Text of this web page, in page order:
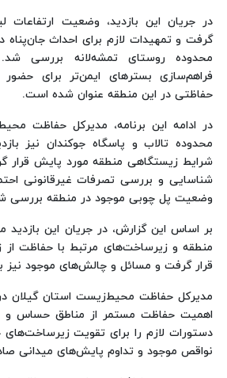
در جریان این بازدید، وضعیت ارتفاعات
گرفت و تمهیدات لازم برای احداث جان‌پناه
محدوده روستای تمشه‌لانه بررسی
فراهم‌سازی بسترهای ایمن‌تر برای حضور
حفاظتی در این منطقه عنوان شده است.
در ادامه این برنامه، مدیرکل حفاظت
محدوده تالاب و پاسگاه جوکندان نیز
شرایط زیستگاهی منطقه مورد پایش قرار
شناسایی و بررسی تصرفات غیرقانونی
وضعیت پل چوبی موجود در منطقه بررسی
بر اساس این گزارش، در جریان این
منطقه و زیرساخت‌های مرتبط با حفاظت از
قرار گرفت و مسائل و چالش‌های موجود
مدیرکل حفاظت محیط‌زیست استان گیلان در
اهمیت حفاظت مستمر از مناطق حساس و
دستورات لازم را برای تقویت
نواقص موجود و تداوم پایش‌های میدانی